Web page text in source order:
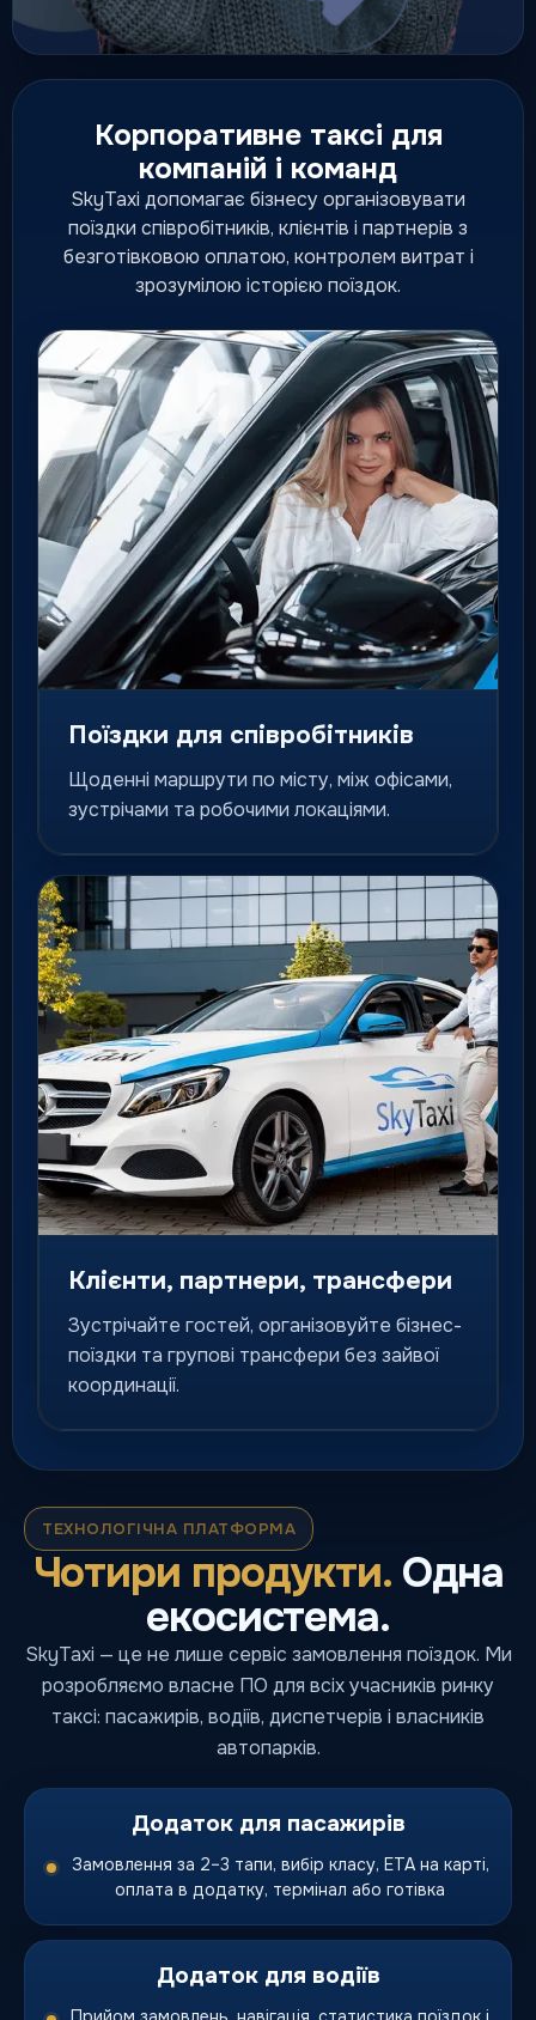
Перевезення тварин
Поїздки з улюбленцями
Pet-friendly
Тверезий водій
Безпечне перегнання вашого
Будь-коли
Корпоративне таксі для
компаній і команд
SkyTaxi допомагає бізнесу організовувати
поїздки співробітників, клієнтів і партнерів з
безготівковою оплатою, контролем витрат і
зрозумілою історією поїздок.
Поїздки для співробітників
Щоденні маршрути по місту, між офісами,
зустрічами та робочими локаціями.
Клієнти, партнери, трансфери
Зустрічайте гостей, організовуйте бізнес-
поїздки та групові трансфери без зайвої
координації.
ТЕХНОЛОГІЧНА ПЛАТФОРМА
Чотири продукти.Одна
екосистема.
SkyTaxi — це не лише сервіс замовлення поїздок. Ми
розробляємо власне ПО для всіх учасників ринку
таксі: пасажирів, водіїв, диспетчерів і власників
автопарків.
Додаток для пасажирів
Замовлення за 2–3 тапи, вибір класу, ETA на карті,
оплата в додатку, термінал або готівка
Додаток для водіїв